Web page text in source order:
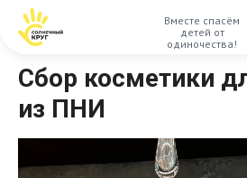
Вместе спасём
детей от
одиночества!
Сбор косметики
из ПНИ